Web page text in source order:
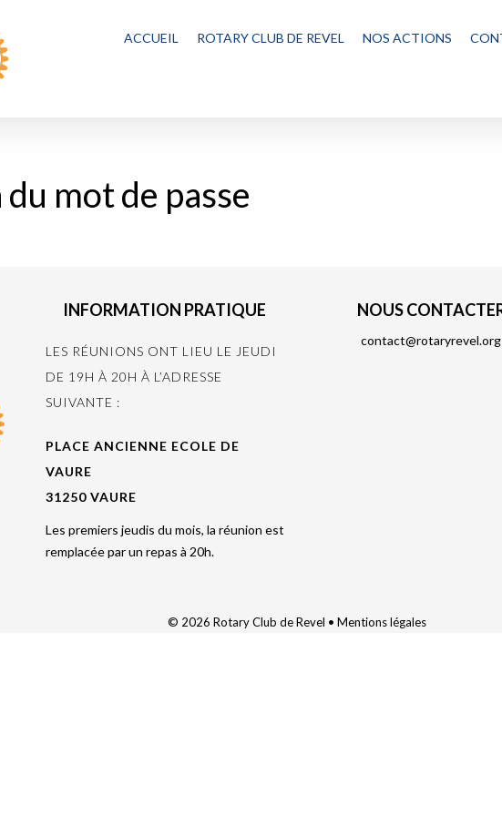
ACCUEIL ROTARY CLUB DE REVEL NOS ACTIONS
mot de passe
INFORMATION PRATIQUE
LES RÉUNIONS ONT LIEU LE JEUDI
DE 19H À 20H À L’ADRESSE
SUIVANTE :
PLACE ANCIENNE ECOLE DE
VAURE
31250 VAURE
Les premiers jeudis du mois, la réunion est
remplacée par un repas à 20h.
NOUS
contact@rotaryrevel.org
© 2026 Rotary Club de Revel • Mentions légales